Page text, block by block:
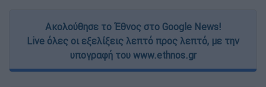
Ακολούθησε το Έθνος στο Google News!
Live όλες οι εξελίξεις λεπτό προς λεπτό, με την
υπογραφή του www.ethnos.gr